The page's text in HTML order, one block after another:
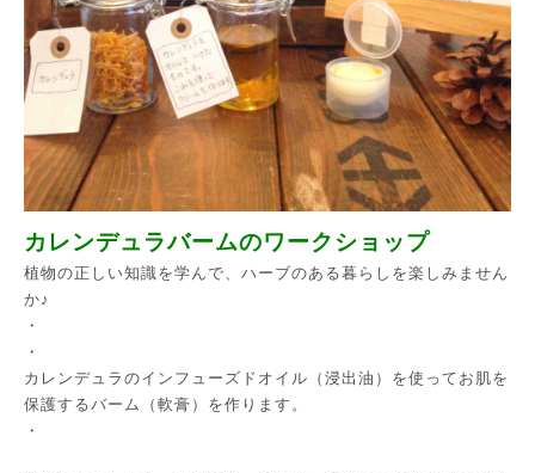
カレンデュラバームのワークショップ
植物の正しい知識を学んで、ハーブのある暮らしを楽しみません
か♪
・
・
カレンデュラのインフューズドオイル（浸出油）を使ってお肌を
保護するバーム（軟膏）を作ります。
・